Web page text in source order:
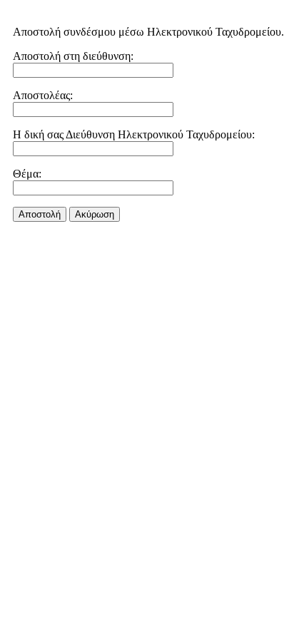
Αποστολή συνδέσμου μέσω Ηλεκτρονικού Ταχυδρομείου.
Αποστολή στη διεύθυνση:
Αποστολέας:
Η δική σας Διεύθυνση Ηλεκτρονικού Ταχυδρομείου:
Θέμα:
Αποστολή Aκύρωση